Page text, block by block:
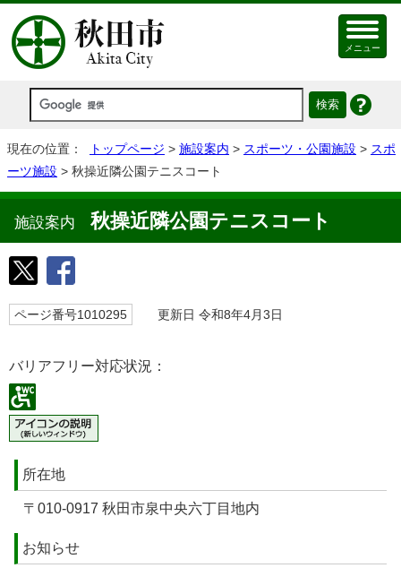
メニュー
現在の位置： トップページ > 施設案内 > スポーツ・公園施設 > スポ
ーツ施設 > 秋操近隣公園テニスコート
施設案内 秋操近隣公園テニスコート
ページ番号1010295 更新日 令和8年4月3日
バリアフリー対応状況：
所在地
〒010-0917 秋田市泉中央六丁目地内
お知らせ